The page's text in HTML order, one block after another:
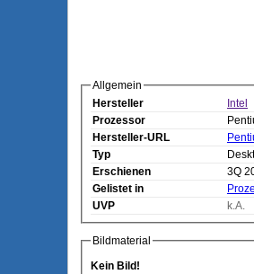
Allgemein
Hersteller
Intel
Prozessor
Hersteller-URL
Typ
Erschienen
3Q
Gelistet in
UVP
k.A.
Bildmaterial
Kein Bild!